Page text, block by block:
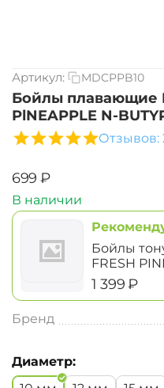
Артикул: MDCPPB10
Бойлы плавающие
PlNEAPPLE N-
Отзывов:
‍699‍ ₽
В наличии
Бойлы
FRESH
‍1 399‍₽
Бренд
Диаметр: